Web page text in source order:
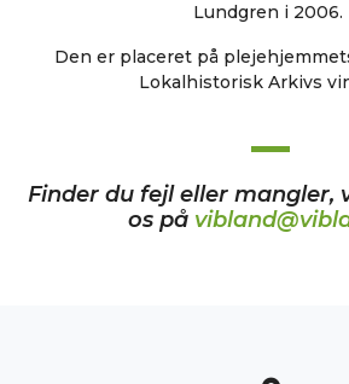
Lundgren i 2006.
Den er placeret på
Lokalhistorisk Arkivs
Finder du fejl eller mangler,
os på